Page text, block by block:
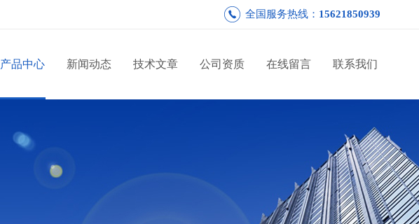
全国服务热线： 15621850939
产品中心 新闻动态 技术文章 公司资质 在线留言 联系我们